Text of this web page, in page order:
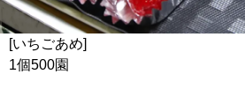
[いちごあめ]
1個500園